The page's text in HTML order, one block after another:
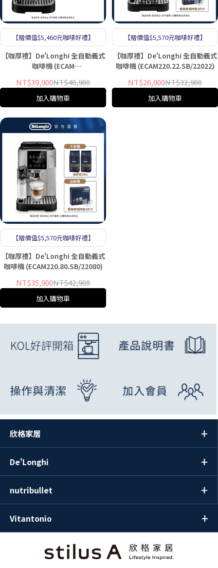
【贈價值$5,460元咖啡好禮】
【咖厚禮】De'Longhi 全自動義式
咖啡機 (ECAM
NT$39,900NT$48,900
加入購物車
【贈價值$5,570元咖啡好禮】
【咖厚禮】De'Longhi 全自動義式
咖啡機 (ECAM220.22.SB/22022)
NT$26,900NT$32,900
加入購物車
【贈價值$5,570元咖啡好禮】
【咖厚禮】De'Longhi 全自動義式
咖啡機 (ECAM220.80.SB/22080)
NT$35,900NT$42,900
加入購物車
欣格家居
De'Longhi
nutribullet
Vitantonio